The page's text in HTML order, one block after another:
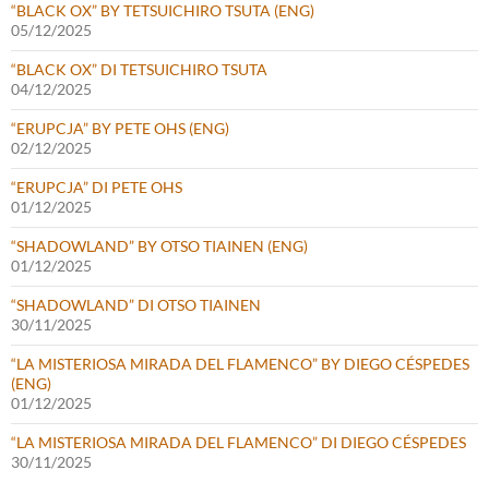
“BLACK OX” BY TETSUICHIRO TSUTA (ENG)
05/12/2025
“BLACK OX” DI TETSUICHIRO TSUTA
04/12/2025
“ERUPCJA” BY PETE OHS (ENG)
02/12/2025
“ERUPCJA” DI PETE OHS
01/12/2025
“SHADOWLAND” BY OTSO TIAINEN (ENG)
01/12/2025
“SHADOWLAND” DI OTSO TIAINEN
30/11/2025
“LA MISTERIOSA MIRADA DEL FLAMENCO” BY DIEGO CÉSPEDES
(ENG)
01/12/2025
“LA MISTERIOSA MIRADA DEL FLAMENCO” DI DIEGO CÉSPEDES
30/11/2025